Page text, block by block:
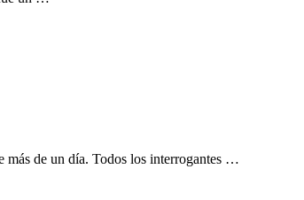
más de un día. Todos los interrogantes …